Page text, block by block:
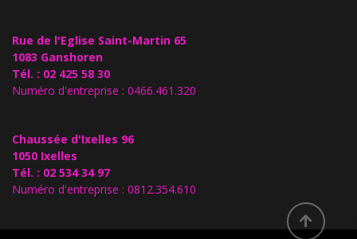
Rue de l'Eglise Saint-Martin 65
1083 Ganshoren
Tél. : 02 425 58 30
Numéro d'entreprise : 0466.461.320
Chaussée d'Ixelles 96
1050 Ixelles
Tél. : 02 534 34 97
Numéro d'entreprise : 0812.354.610